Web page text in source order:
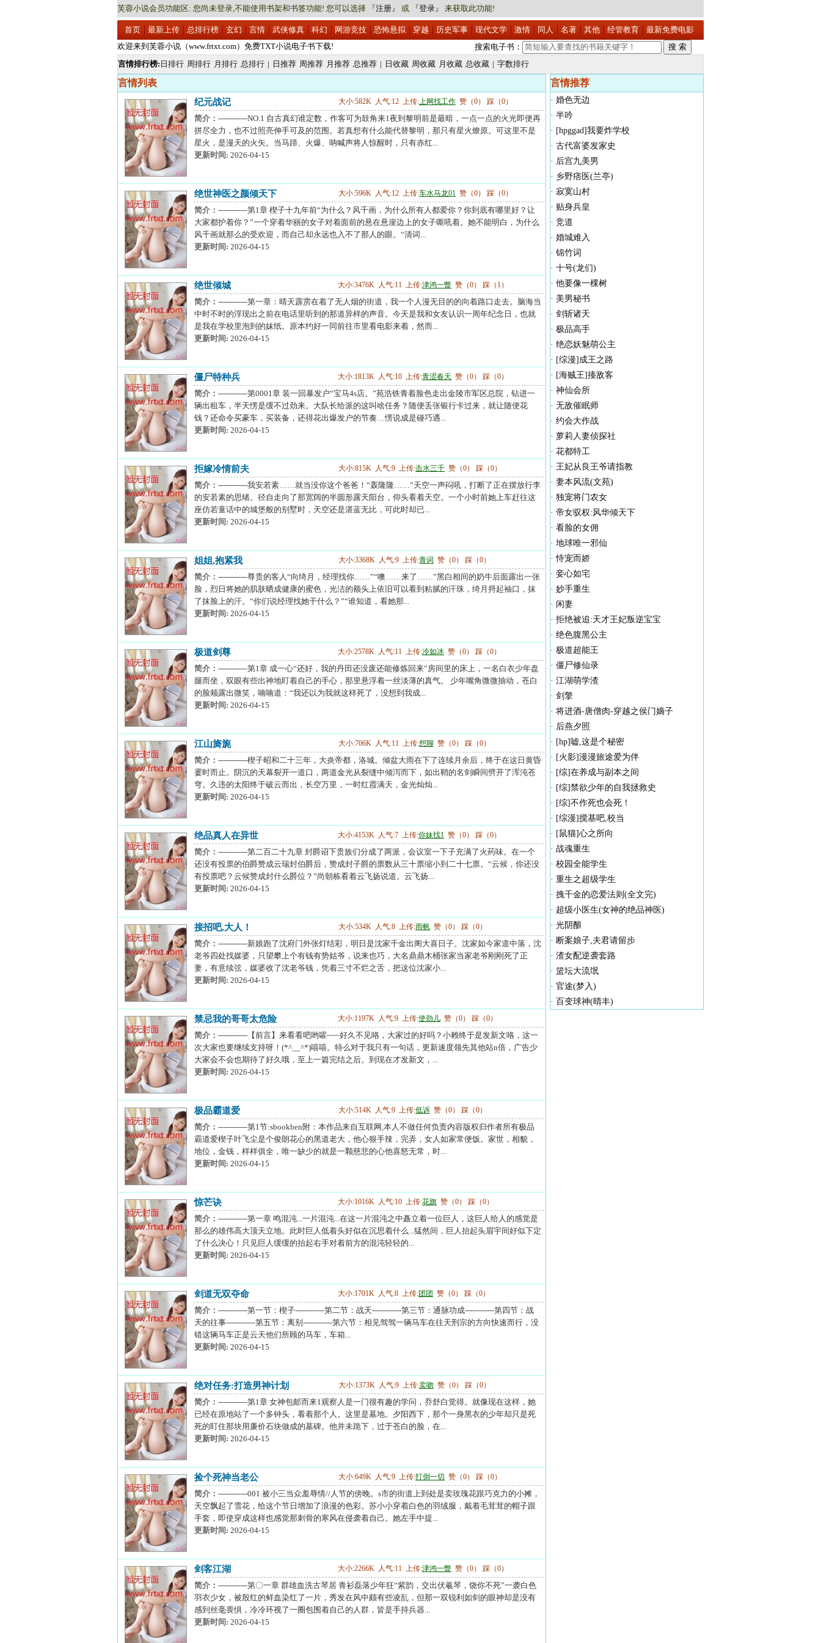
芙蓉小说会员功能区: 您尚未登录,不能使用书架和书签功能! 您可以选择 『注册』 或 『登录』 来获取此功能!
首页 最新上传 总排行榜 玄幻 言情 武侠修真 科幻 网游竞技 恐怖悬拟 穿越 历史军事 现代文学 激情 同人 名著 其他 经管教育
最新免费电影
欢迎来到芙蓉小说（www.frtxt.com）免费TXT小说电子书下载!
欢迎来到芙蓉小说（www.frtxt.com）免费TXT小说电子书下载!
搜索电子书：
言情排行榜: 日排行 周排行 月排行 总排行 | 日推荐 周推荐 月推荐 总推荐 | 日收藏 周收藏 月收藏 总收藏 | 字数排行
言情列表
纪元战记
大小:582K 人气:12 上传:上网找工作 赞（0） 踩（0）
简介： ------------NO.1 自古真幻谁定数，作客可为鼓角来1夜到黎明前是最暗，一点一点的火光即便再
拼尽全力，也不过照亮伸手可及的范围。若真想有什么能代替黎明，那只有星火燎原。可这里不是
星火，是漫天的火矢。当马蹄、火爆、呐喊声将人惊醒时，只有赤红...
更新时间: 2026-04-15
绝世神医之颜倾天下 大小:596K 人气:12 上传:车水马龙01 赞（0） 踩（0）
简介： ------------第1章 楔子十九年前“为什么？风千画，为什么所有人都爱你？你到底有哪里好？让
大家都护着你？”一个穿着华丽的女子对着面前的悬在悬崖边上的女子嘶吼着。她不能明白，为什么
风千画就那么的受欢迎，而自己却永远也入不了那人的眼。“清词...
更新时间: 2026-04-15
绝世倾城 大小:3476K 人气:11 上传:津鸿一瞥 赞（0） 踩（1）
简介： ------------第一章：晴天霹雳在着了无人烟的街道，我一个人漫无目的的向着路口走去。脑海当
中时不时的浮现出之前在电话里听到的那道异样的声音。今天是我和女友认识一周年纪念日，也就
是我在学校里泡到的妹纸。原本约好一同前往市里看电影来着，然而...
更新时间: 2026-04-15
僵尸特种兵 大小:1813K 人气:10 上传:青涩春天 赞（0） 踩（0）
简介： ------------第0001章 装一回暴发户“宝马4s店。”苑浩铁青着脸色走出金陵市军区总院，钻进一
辆出租车，半天愣是缓不过劲来。大队长给派的这叫啥任务？随便丢张银行卡过来，就让随便花
钱？还命令买豪车，买装备，还得花出爆发户的节奏…愣说成是碰巧遇...
更新时间: 2026-04-15
拒嫁冷情前夫 大小:815K 人气:9 上传:击水三千 赞（0） 踩（0）
简介： ------------我安若素……就当没你这个爸爸！“轰隆隆……”天空一声闷吼，打断了正在摆放行李
的安若素的思绪。径自走向了那宽阔的半圆形露天阳台，仰头看着天空。一个小时前她上车赶往这
座仿若童话中的城堡般的别墅时，天空还是湛蓝无比，可此时却已...
更新时间: 2026-04-15
姐姐,抱紧我 大小:3368K 人气:9 上传:青词 赞（0） 踩（0）
简介： ------------尊贵的客人“向绮月，经理找你……”“噢……来了……”黑白相间的奶牛后面露出一张
脸，烈日将她的肌肤晒成健康的蜜色，光洁的额头上依旧可以看到粘腻的汗珠，绮月捋起袖口，抹
了抹脸上的汗。“你们说经理找她干什么？”“谁知道，看她那...
更新时间: 2026-04-15
极道剑尊 大小:2578K 人气:11 上传:冷如冰 赞（0） 踩（0）
简介： ------------第1章 成一心“还好，我的丹田还没废还能修炼回来”房间里的床上，一名白衣少年盘
腿而坐，双眼有些出神地盯着自己的手心，那里悬浮着一丝淡薄的真气。 少年嘴角微微抽动，苍白
的脸颊露出微笑，喃喃道：“我还以为我就这样死了，没想到我成...
更新时间: 2026-04-15
江山旖旎 大小:706K 人气:11 上传:想聊 赞（0） 踩（0）
简介： ------------楔子昭和二十三年，大炎帝都，洛城。倾盆大雨在下了连续月余后，终于在这日黄昏
霎时而止。阴沉的天幕裂开一道口，两道金光从裂缝中倾泻而下，如出鞘的名剑瞬间劈开了浑沌苍
穹。久违的太阳终于破云而出，长空万里，一时红霞满天，金光灿灿...
更新时间: 2026-04-15
绝品真人在异世 大小:4153K 人气:7 上传:你妹找1 赞（0） 踩（0）
简介： ------------第二百二十九章 封爵诏下贵族们分成了两派，会议室一下子充满了火药味。在一个
还没有投票的伯爵赞成云瑞封伯爵后，赞成封子爵的票数从三十票缩小到二十七票。“云候，你还没
有投票吧？云候赞成封什么爵位？”尚朝栋看着云飞扬说道。云飞扬...
更新时间: 2026-04-15
接招吧,大人！ 大小:534K 人气:8 上传:雨帆 赞（0） 踩（0）
简介： ------------新娘跑了沈府门外张灯结彩，明日是沈家千金出阁大喜日子。沈家如今家道中落，沈
老爷四处找媒婆，只望攀上个有钱有势姑爷，说来也巧，大名鼎鼎木桶张家当家老爷刚刚死了正
妻，有意续弦，媒婆收了沈老爷钱，凭着三寸不烂之舌，把这位沈家小...
更新时间: 2026-04-15
禁忌我的哥哥太危险 大小:1197K 人气:9 上传:使劲儿 赞（0） 踩（0）
简介： ------------【前言】来看看吧哟嚯~~~好久不见咯，大家过的好吗？小赖终于是发新文咯，这一
次大家也要继续支持呀！(*^__^*)嘻嘻。特么对于我只有一句话，更新速度领先其他站n倍，广告少
大家会不会也期待了好久哦，至上一篇完结之后。到现在才发新文，...
更新时间: 2026-04-15
极品霸道爱 大小:514K 人气:9 上传:低诉 赞（0） 踩（0）
简介： ------------第1节:sbookben附：本作品来自互联网,本人不做任何负责内容版权归作者所有极品
霸道爱楔子叶飞尘是个俊朗花心的黑道老大，他心狠手辣，完弄，女人如家常便饭。家世，相貌，
地位，金钱，样样俱全，唯一缺少的就是一颗慈悲的心他喜怒无常，时...
更新时间: 2026-04-15
惊芒诀 大小:1016K 人气:10 上传:花旗 赞（0） 踩（0）
简介： ------------第一章 鸣混沌...一片混沌...在这一片混沌之中矗立着一位巨人，这巨人给人的感觉是
那么的雄伟高大顶天立地。此时巨人低着头好似在沉思着什么...猛然间，巨人抬起头眉宇间好似下定
了什么决心！只见巨人缓缓的抬起右手对着前方的混沌轻轻的...
更新时间: 2026-04-15
剑道无双夺命 大小:1701K 人气:8 上传:团团 赞（0） 踩（0）
简介： ------------第一节：楔子------------第二节：战天------------第三节：通脉功成------------第四节：战
天的往事------------第五节：离别------------第六节：相见驾驾一辆马车在往天刑宗的方向快速而行，没
错这辆马车正是云天他们所顾的马车，车箱...
更新时间: 2026-04-15
绝对任务:打造男神计划 大小:1373K 人气:9 上传:卖吻 赞（0） 踩（0）
简介： ------------第1章 女神包邮而来1观察人是一门很有趣的学问，乔舒白觉得。就像现在这样，她
已经在原地站了一个多钟头，看着那个人。这里是墓地。夕阳西下，那个一身黑衣的少年却只是死
死的盯住那块用廉价石块做成的墓碑。他并未跪下，过于苍白的脸，在...
更新时间: 2026-04-15
捡个死神当老公 大小:649K 人气:9 上传:打倒一切 赞（0） 踩（0）
简介： ------------001.被小三当众羞辱情//人节的傍晚。s市的街道上到处是卖玫瑰花跟巧克力的小摊，
天空飘起了雪花，给这个节日增加了浪漫的色彩。苏小小穿着白色的羽绒服，戴着毛茸茸的帽子跟
手套，即使穿成这样也感觉那刺骨的寒风在侵袭着自己。她左手中提...
更新时间: 2026-04-15
剑客江湖 大小:2266K 人气:11 上传:津鸿一瞥 赞（0） 踩（0）
简介： ------------第〇一章 群雄血洗古琴居 青衫磊落少年狂“紫韵，交出伏羲琴，饶你不死”一袭白色
羽衣少女，被殷红的鲜血染红了一片，秀发在风中颇有些凌乱，但那一双锐利如剑的眼神却是没有
感到丝毫畏惧，冷冷环视了一圈包围着自己的人群，皆是手持兵器...
更新时间: 2026-04-15
言情推荐
· 婚色无边
· 半吟
· [hpggad]我要炸学校
· 古代富婆发家史
· 后宫九美男
· 乡野痞医(兰亭)
· 寂寞山村
· 贴身兵皇
· 竞道
· 婚城难入
· 锦竹词
· 十号(龙们)
· 他要像一棵树
· 美男秘书
· 剑斩诸天
· 极品高手
· 绝恋妖魅萌公主
· [综漫]成王之路
· [海贼王]揍敌客
· 神仙会所
· 无敌催眠师
· 约会大作战
· 萝莉人妻侦探社
· 花都特工
· 王妃从良王爷请指教
· 妻本风流(文苑)
· 独宠将门农女
· 帝女驭权:风华倾天下
· 看脸的女佣
· 地球唯一邪仙
·恃宠而娇
· 妾心如宅
· 妙手重生
· 闲妻
· 拒绝被追:天才王妃叛逆宝宝
· 绝色腹黑公主
· 极道超能王
· 僵尸修仙录
· 江湖萌学渣
· 剑擎
· 将进酒-唐僧肉-穿越之侯门嫡子
· 后燕夕照
· [hp]嘘,这是个秘密
· [火影]漫漫旅途爱为伴
· [综]在养成与副本之间
· [综]禁欲少年的自我拯救史
· [综]不作死也会死！
· [综漫]搅基吧,校当
· [鼠猫]心之所向
· 战魂重生
· 校园全能学生
· 重生之超级学生
· 拽千金的恋爱法则(全文完)
· 超级小医生(女神的绝品神医)
· 光阴酿
· 断案娘子,夫君请留步
· 渣女配逆袭套路
· 篮坛大流氓
· 官途(梦入)
· 百变球神(晴丰)